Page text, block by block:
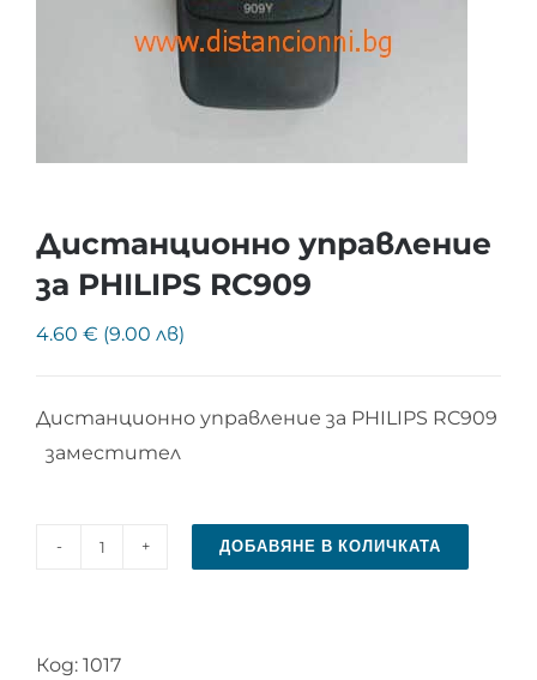
Дистанционно управление
за PHILIPS RC909
4.60 € (9.00 лв)
Дистанционно управление за PHILIPS RC909
заместител
количество
управление
ДОБАВЯНЕ В КОЛИЧКАТА
Код: 1017